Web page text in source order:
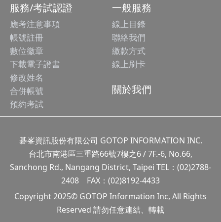
服務/考試認證
應考注意事項
帳號註冊
數位徽章
下載電子證書
修改姓名
合併帳號
預約考試
一般服務
線上目錄
聯絡我們
繳款方式
線上刷卡
關於我們
碁峯資訊股份有限公司 GOTOP INFORMATION INC.
台北市南港區三重路66號7樓之6 / 7F.-6, No.66,
Sanchong Rd., Nangang District, Taipei TEL：(02)2788-
2408 FAX：(02)8192-4433
Copyright 2025© GOTOP Information Inc, All Rights
Reserved 請勿任意連結、轉載